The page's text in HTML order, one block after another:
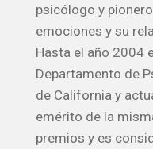
psicólogo y
emociones y su
Hasta el año 2004
Departamento de
de California y
emérito de la
premios y es